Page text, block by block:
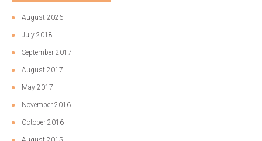
August 2026
July 2018
September 2017
August 2017
May 2017
November 2016
October 2016